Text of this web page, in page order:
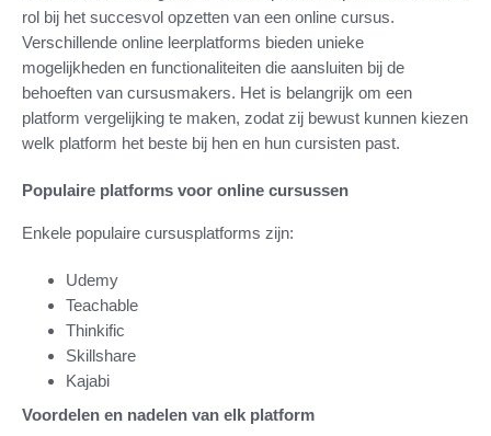
rol bij het succesvol opzetten van een online cursus.
Verschillende online leerplatforms bieden unieke
mogelijkheden en functionaliteiten die aansluiten bij de
behoeften van cursusmakers. Het is belangrijk om een
platform vergelijking te maken, zodat zij bewust kunnen kiezen
welk platform het beste bij hen en hun cursisten past.
Populaire platforms voor online cursussen
Enkele populaire cursusplatforms zijn:
Udemy
Teachable
Thinkific
Skillshare
Kajabi
Voordelen en nadelen van elk platform